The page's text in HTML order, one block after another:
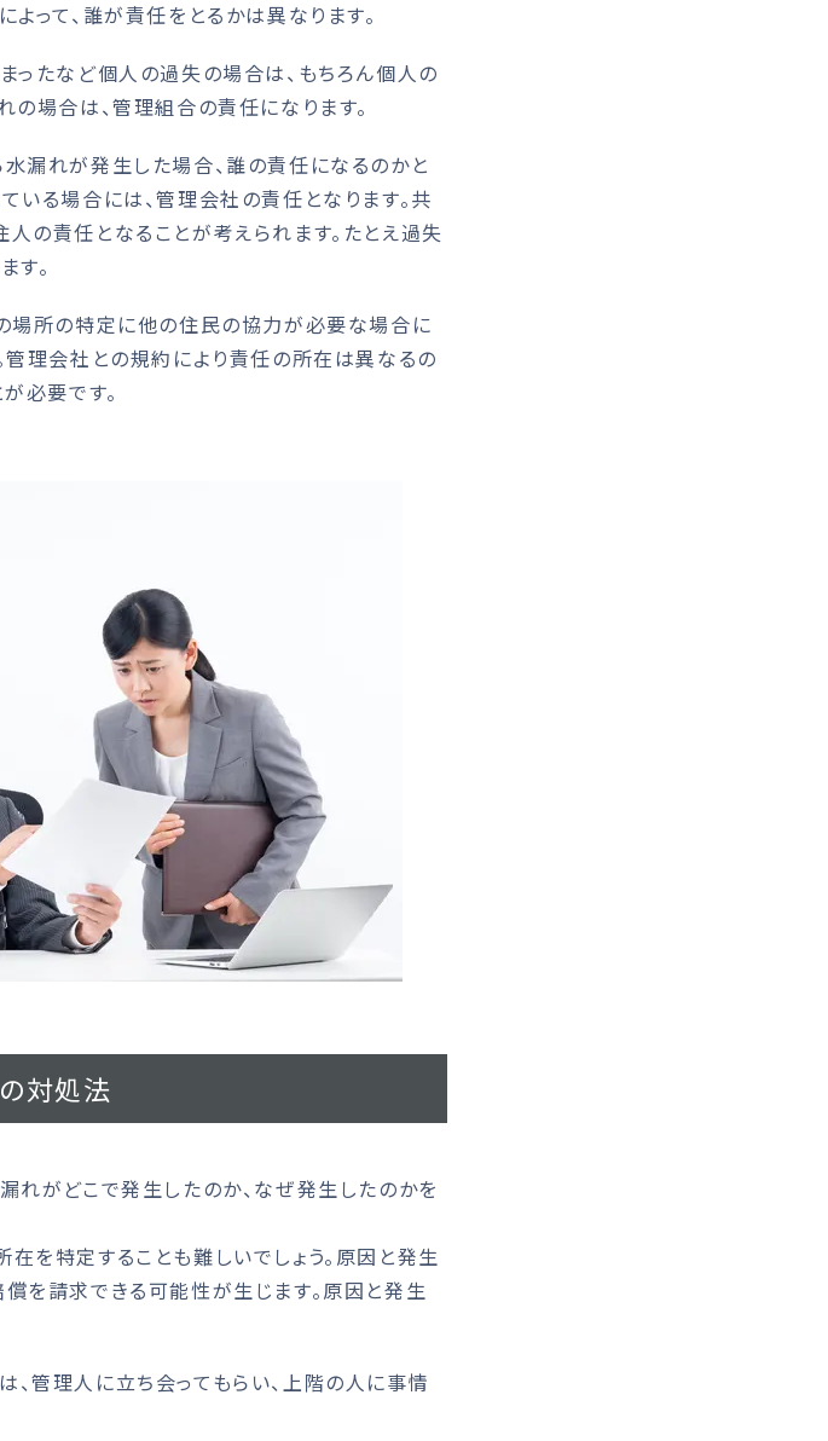
って、誰が責任をとるかは異なります。
ったなど個人の過失の場合は、もちろん個人の
場合は、管理組合の責任になります。
漏れが発生した場合、誰の責任になるのかと
いる場合には、管理会社の責任となります。共
の責任となることが考えられます。たとえ過失
す。
場所の特定に他の住民の協力が必要な場合に
管理会社との規約により責任の所在は異なるの
必要です。
対処法
れがどこで発生したのか、なぜ発生したのかを
を特定することも難しいでしょう。原因と発生
を請求できる可能性が生じます。原因と発生
管理人に立ち会ってもらい、上階の人に事情